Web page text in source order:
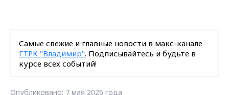
Самые свежие и главные новости в макс-канале
ГТРК "Владимир". Подписывайтесь и будьте в
курсе всех событий!
Опубликовано: 7 мая 2026 года